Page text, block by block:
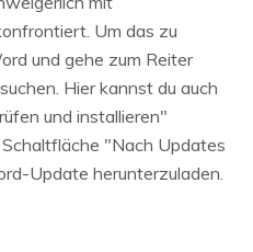
Um das zu
und gehe zum Reiter
Hier kannst du auch
und installieren"
"Nach Updates
Update herunterzuladen.